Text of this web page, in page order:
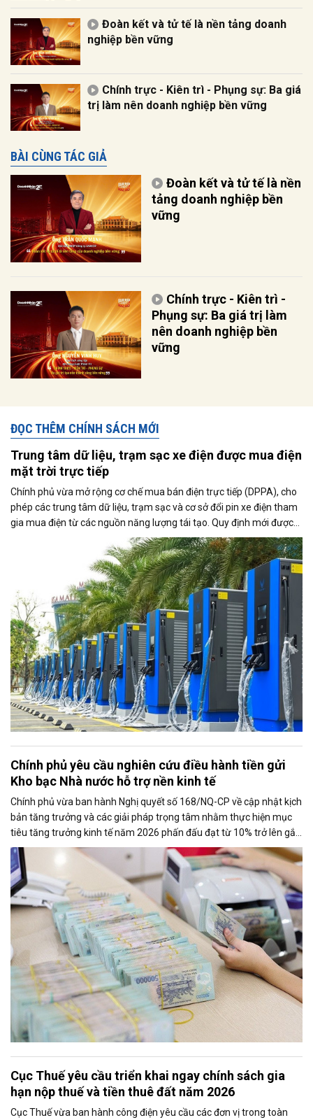
Đoàn kết và tử tế là nền tảng doanh
nghiệp bền vững
Chính trực - Kiên trì - Phụng sự: Ba giá
trị làm nên doanh nghiệp bền vững
BÀI CÙNG TÁC GIẢ
Đoàn kết và tử tế là nền
tảng doanh nghiệp bền
vững
Chính trực - Kiên trì -
Phụng sự: Ba giá trị làm
nên doanh nghiệp bền
vững
ĐỌC THÊM CHÍNH SÁCH MỚI
Trung tâm dữ liệu, trạm sạc xe điện được mua điện
mặt trời trực tiếp
Chính phủ vừa mở rộng cơ chế mua bán điện trực tiếp (DPPA), cho
phép các trung tâm dữ liệu, trạm sạc và cơ sở đổi pin xe điện tham
gia mua điện từ các nguồn năng lượng tái tạo. Quy định mới được
kỳ vọng thúc đẩy sử dụng điện xanh, đáp ứng nhu cầu ngày càng
tăng của nền kinh tế số và quá trình điện hóa giao thông.
Chính phủ yêu cầu nghiên cứu điều hành tiền gửi
Kho bạc Nhà nước hỗ trợ nền kinh tế
Chính phủ vừa ban hành Nghị quyết số 168/NQ-CP về cập nhật kịch
bản tăng trưởng và các giải pháp trọng tâm nhằm thực hiện mục
tiêu tăng trưởng kinh tế năm 2026 phấn đấu đạt từ 10% trở lên gắn
với giữ vững ổn định kinh tế vĩ mô. Một trong những nhiệm vụ đáng
chú ý là nghiên cứu điều hành tiền gửi của Kho bạc Nhà nước tại
các ngân hàng thương mại để tăng nguồn vốn ngắn hạn cho nền
kinh tế.
Cục Thuế yêu cầu triển khai ngay chính sách gia
hạn nộp thuế và tiền thuê đất năm 2026
Cục Thuế vừa ban hành công điện yêu cầu các đơn vị trong toàn